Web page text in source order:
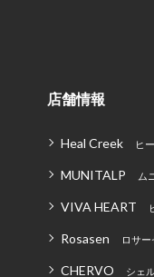
店舗情報
Heal Creek ヒ
MUNITALP ム
VIVA HEART
Rosasen ロサー
CHERVO シェ